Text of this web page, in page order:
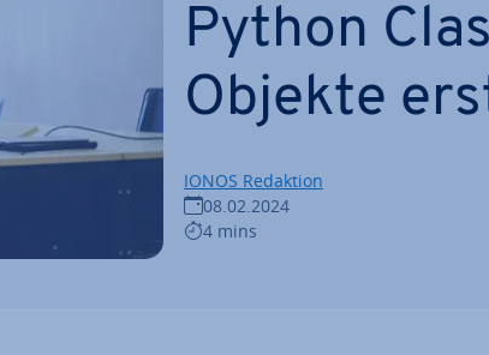
Python
Objekte
IONOS Redaktion
08.02.2024
4 mins